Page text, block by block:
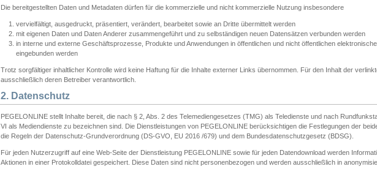
Die bereitgestellten Daten und Metadaten dürfen für die kommerzielle und nicht kommerzielle Nutzung insbesondere
vervielfältigt, ausgedruckt, präsentiert, verändert, bearbeitet sowie an Dritte übermittelt werden
mit eigenen Daten und Daten Anderer zusammengeführt und zu selbständigen neuen Datensätzen verbunden werden
in interne und externe Geschäftsprozesse, Produkte und Anwendungen in öffentlichen und nicht öffentlichen
eingebunden werden
Trotz sorgfältiger inhaltlicher Kontrolle wird keine Haftung für die Inhalte externer Links übernommen. Für den Inhalt der
ausschließlich deren Betreiber verantwortlich.
2. Datenschutz
PEGELONLINE stellt Inhalte bereit, die nach § 2, Abs. 2 des Telemediengesetzes (TMG) als Teledienste und nach
VI als Mediendienste zu bezeichnen sind. Die Dienstleistungen von PEGELONLINE berücksichtigen die Festlegungen der
die Regeln der Datenschutz-Grundverordnung (DS-GVO, EU 2016 /679) und dem Bundesdatenschutzgesetz (BDSG).
Für jeden Nutzerzugriff auf eine Web-Seite der Dienstleistung PEGELONLINE sowie für jeden Datendownload werden
Aktionen in einer Protokolldatei gespeichert. Diese Daten sind nicht personenbezogen und werden ausschließlich in